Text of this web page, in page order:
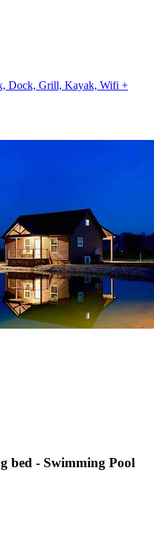
Dock, Grill, Kayak, Wifi +
bed - Swimming Pool